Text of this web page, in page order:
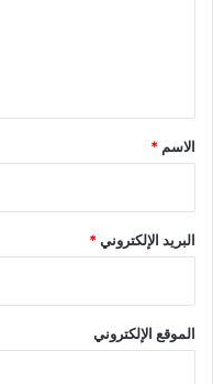
*
الاسم *
البريد الإلكتروني*
الموقع الإلكتروني